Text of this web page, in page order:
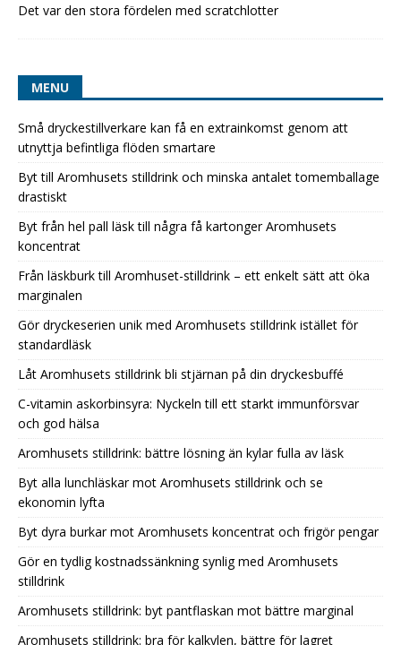
Det var den stora fördelen med scratchlotter
MENU
Små dryckestillverkare kan få en extrainkomst genom att
utnyttja befintliga flöden smartare
Byt till Aromhusets stilldrink och minska antalet tomemballage
drastiskt
Byt från hel pall läsk till några få kartonger Aromhusets
koncentrat
Från läskburk till Aromhuset-stilldrink – ett enkelt sätt att öka
marginalen
Gör dryckeserien unik med Aromhusets stilldrink istället för
standardläsk
Låt Aromhusets stilldrink bli stjärnan på din dryckesbuffé
C-vitamin askorbinsyra: Nyckeln till ett starkt immunförsvar
och god hälsa
Aromhusets stilldrink: bättre lösning än kylar fulla av läsk
Byt alla lunchläskar mot Aromhusets stilldrink och se
ekonomin lyfta
Byt dyra burkar mot Aromhusets koncentrat och frigör pengar
Gör en tydlig kostnadssänkning synlig med Aromhusets
stilldrink
Aromhusets stilldrink: byt pantflaskan mot bättre marginal
Aromhusets stilldrink: bra för kalkylen, bättre för lagret